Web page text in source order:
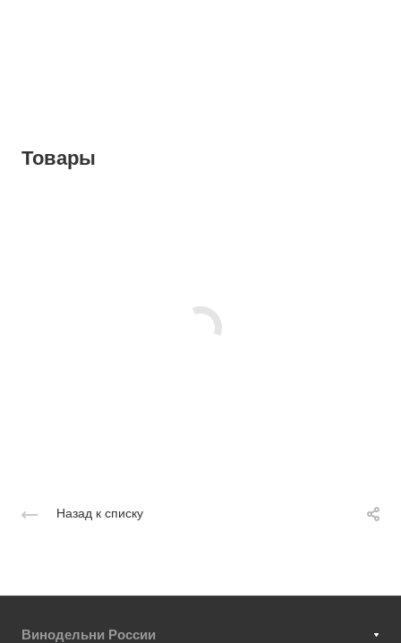
Товары
Назад к списку
Винодельни России